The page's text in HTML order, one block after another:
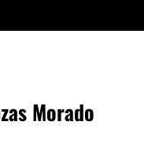
Morado